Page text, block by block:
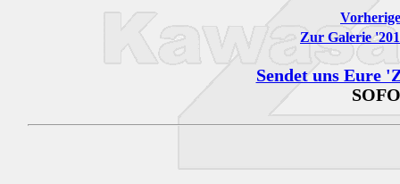
Zur Galerie
Sendet uns Eure